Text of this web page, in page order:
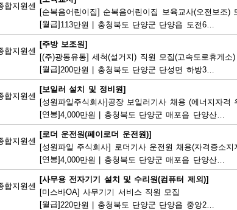
합지원센
[순복음어린이집] 순복음어린이집 보육교사(오전보조)
[월급] 113만원 | 충청북도 단양군 단양읍 도전6길 8
합지원센
[주방 보조원]
[(주)광동유통] 세척(설거지) 직원 모집(고속도로휴게소)
[월급] 200만원 | 충청북도 단양군 단성면 하방3길 100
합지원센
[보일러 설치 및 정비원]
[성원파일주식회사]공장 보일러기사 채용 (에너지자격
[연봉]4,000만원 | 충청북도 단양군 매포읍 단양산업단지2로 47
합지원센
[로더 운전원(페이로더 운전원)]
[성원파일 주식회사] 로더기사 운전원 채용(자격증소지
[연봉]4,000만원 | 충청북도 단양군 매포읍 단양산업단지2로 47
합지원센
[사무용 전자기기 설치 및 수리원(컴퓨터 제외)]
[미스바OA] 사무기기 서비스 직원 모집
[월급] 220만원 | 충청북도 단양군 단양읍 중앙2로 2